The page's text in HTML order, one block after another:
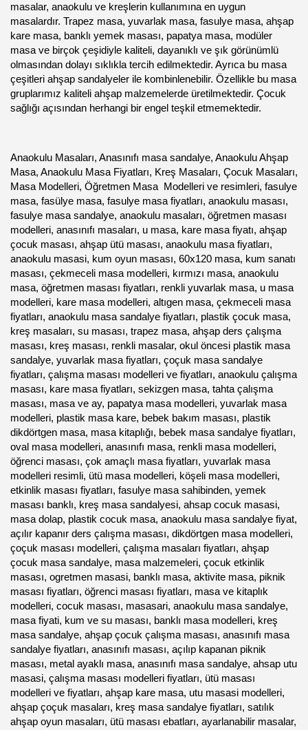
masalar, anaokulu ve kreşlerin kullanımına en uygun
masalardır. Trapez masa, yuvarlak masa, fasulye masa, ahşap
kare masa, banklı yemek masası, papatya masa, modüler
masa ve birçok çeşidiyle kaliteli, dayanıklı ve şık görünümlü
olmasından dolayı sıklıkla tercih edilmektedir. Ayrıca bu masa
çeşitleri ahşap sandalyeler ile kombinlenebilir. Özellikle bu masa
gruplarımız kaliteli ahşap malzemelerde üretilmektedir. Çocuk
sağlığı açısından herhangi bir engel teşkil etmemektedir.
Anaokulu Masaları, Anasınıfı masa sandalye, Anaokulu Ahşap
Masa, Anaokulu Masa Fiyatları, Kreş Masaları, Çocuk Masaları,
Masa Modelleri, Öğretmen Masa Modelleri ve resimleri, fasulye
masa, fasülye masa, fasulye masa fiyatları, anaokulu masası,
fasulye masa sandalye, anaokulu masaları, öğretmen masası
modelleri, anasınıfı masaları, u masa, kare masa fiyatı, ahşap
çocuk masası, ahşap ütü masası, anaokulu masa fiyatları,
anaokulu masasi, kum oyun masası, 60x120 masa, kum sanatı
masası, çekmeceli masa modelleri, kırmızı masa, anaokulu
masa, öğretmen masası fiyatları, renkli yuvarlak masa, u masa
modelleri, kare masa modelleri, altıgen masa, çekmeceli masa
fiyatları, anaokulu masa sandalye fiyatları, plastik çocuk masa,
kreş masaları, su masası, trapez masa, ahşap ders çalışma
masası, kreş masası, renkli masalar, okul öncesi plastik masa
sandalye, yuvarlak masa fiyatları, çoçuk masa sandalye
fiyatları, çalışma masası modelleri ve fiyatları, anaokulu çalışma
masası, kare masa fiyatları, sekizgen masa, tahta çalışma
masası, masa ve ay, papatya masa modelleri, yuvarlak masa
modelleri, plastik masa kare, bebek bakım masası, plastik
dikdörtgen masa, masa kitaplığı, bebek masa sandalye fiyatları,
oval masa modelleri, anasınıfı masa, renkli masa modelleri,
öğrenci masası, çok amaçlı masa fiyatları, yuvarlak masa
modelleri resimli, ütü masa modelleri, köşeli masa modelleri,
etkinlik masası fiyatları, fasulye masa sahibinden, yemek
masası banklı, kreş masa sandalyesi, ahsap cocuk masasi,
masa dolap, plastik cocuk masa, anaokulu masa sandalye fiyat,
açılır kapanır ders çalışma masası, dikdörtgen masa modelleri,
çoçuk masası modelleri, çalışma masaları fiyatları, ahşap
çocuk masa sandalye, masa malzemeleri, çocuk etkinlik
masası, ogretmen masasi, banklı masa, aktivite masa, piknik
masası fiyatları, öğrenci masası fiyatları, masa ve kitaplık
modelleri, cocuk masası, masasari, anaokulu masa sandalye,
masa fiyati, kum ve su masası, banklı masa modelleri, kreş
masa sandalye, ahşap çocuk çalışma masası, anasınıfı masa
sandalye fiyatları, anasınıfı masası, açılıp kapanan piknik
masası, metal ayaklı masa, anasınıfı masa sandalye, ahsap utu
masasi, çalışma masası modelleri fiyatları, ütü masası
modelleri ve fiyatları, ahşap kare masa, utu masasi modelleri,
ahşap çoçuk masaları, kreş masa sandalye fiyatları, satılık
ahşap oyun masaları, ütü masası ebatları, ayarlanabilir masalar,